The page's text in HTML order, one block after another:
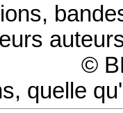
©
quelle